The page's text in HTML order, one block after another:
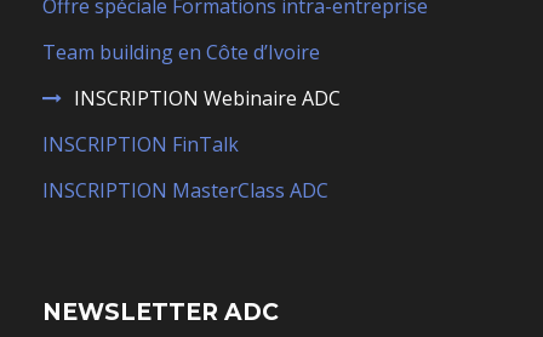
Offre spéciale Formations intra-entreprise
Team building en Côte d’Ivoire
INSCRIPTION Webinaire ADC
INSCRIPTION FinTalk
INSCRIPTION MasterClass ADC
NEWSLETTER ADC